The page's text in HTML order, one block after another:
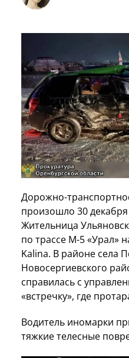
Дорожно-
произошло 30
Жительница
по трассе М-5 «Урал»
Kalina. В районе села
Новосергиевского
справилась с
«встречку», где
Водитель иномарки
тяжкие телесные